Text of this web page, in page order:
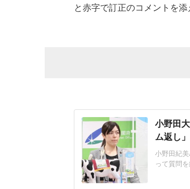
と赤字で訂正のコメントを添
小野田
ム返し
小野田紀
って質問
題となっ
工知能基